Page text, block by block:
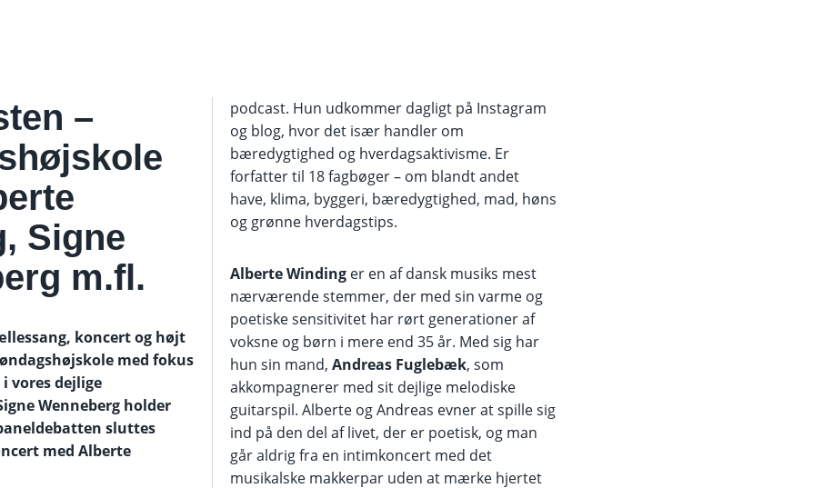
–
Signe
m.fl.
koncert og højt
med fokus
vores dejlige
Wenneberg holder
sluttes
med Alberte
podcast. Hun udkommer dagligt på Instagram
og blog, hvor det især handler om
bæredygtighed og hverdagsaktivisme. Er
forfatter til 18 fagbøger – om blandt andet
have, klima, byggeri, bæredygtighed, mad, høns
og grønne hverdagstips.
Alberte Winding er en af dansk musiks mest
nærværende stemmer, der med sin varme og
poetiske sensitivitet har rørt generationer af
voksne og børn i mere end 35 år. Med sig har
hun sin mand, Andreas Fuglebæk, som
akkompagnerer med sit dejlige melodiske
guitarspil. Alberte og Andreas evner at spille sig
ind på den del af livet, der er poetisk, og man
går aldrig fra en intimkoncert med det
musikalske makkerpar uden at mærke hjertet